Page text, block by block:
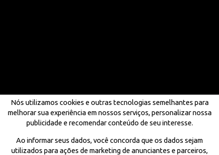
Nós utilizamos cookies e outras tecnologias semelhantes para
melhorar sua experiência em nossos serviços, personalizar nossa
publicidade e recomendar conteúdo de seu interesse.
Ao informar seus dados, você concorda que os dados sejam
utilizados para ações de marketing de anunciantes e parceiros,